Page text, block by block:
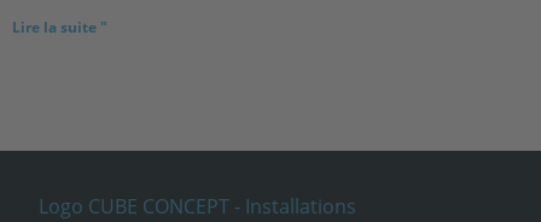
Lire la suite "